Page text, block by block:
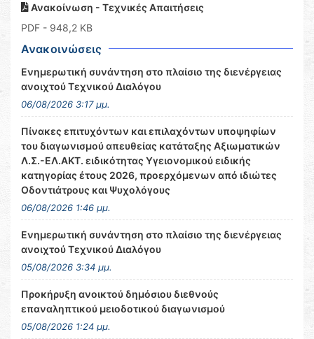
Ανακοίνωση - Τεχνικές Απαιτήσεις
PDF - 948,2 KB
Ανακοινώσεις
Ενημερωτική συνάντηση στο πλαίσιο της διενέργειας
ανοιχτού Τεχνικού Διαλόγου
06/08/2026 3:17 μμ.
Πίνακες επιτυχόντων και επιλαχόντων υποψηφίων
του διαγωνισμού απευθείας κατάταξης Αξιωματικών
Λ.Σ.-ΕΛ.ΑΚΤ. ειδικότητας Υγειονομικού ειδικής
κατηγορίας έτους 2026, προερχόμενων από ιδιώτες
Οδοντιάτρους και Ψυχολόγους
06/08/2026 1:46 μμ.
Ενημερωτική συνάντηση στο πλαίσιο της διενέργειας
ανοιχτού Τεχνικού Διαλόγου
05/08/2026 3:34 μμ.
Προκήρυξη ανοικτού δημόσιου διεθνούς
επαναληπτικού μειοδοτικού διαγωνισμού
05/08/2026 1:24 μμ.